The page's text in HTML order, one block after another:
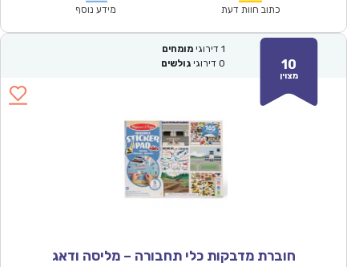
₪53.00.
כתוב חוות דעת מידע נוסף
10
מצוין
1 דירוגי מומחים
0 דירוגי גולשים
חוברת מדבקות כלי תחבורה – מליסה ודאג